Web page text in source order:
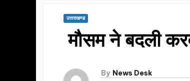
उत्तराखण्ड
मौसम ने बदली
By News Desk